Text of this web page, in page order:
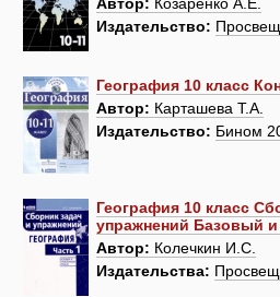
Автор: Козаренко А.Е.
Издательство:
География 10 класс
Автор: Карташева Т.А.
Издательство: Бином
География 10 класс
упражнений Базовый
Автор: Колечкин И.С.
Издательства: